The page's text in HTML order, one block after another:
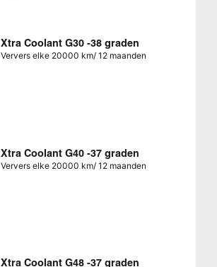
Xtra Coolant G30 -38 graden
Ververs elke 20000 km/ 12 maanden
Xtra Coolant G40 -37 graden
Ververs elke 20000 km/ 12 maanden
Xtra Coolant G48 -37 graden